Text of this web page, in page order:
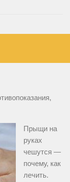
Прыщи на
руках
чешутся —
почему, как
лечить.